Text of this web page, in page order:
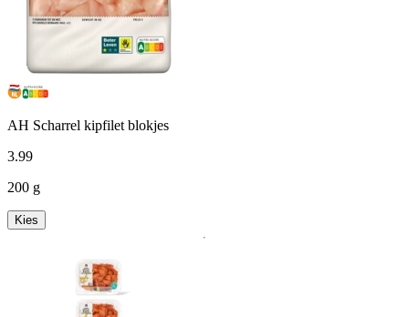
AH Scharrel kipfilet blokjes
3.99
200 g
Kies